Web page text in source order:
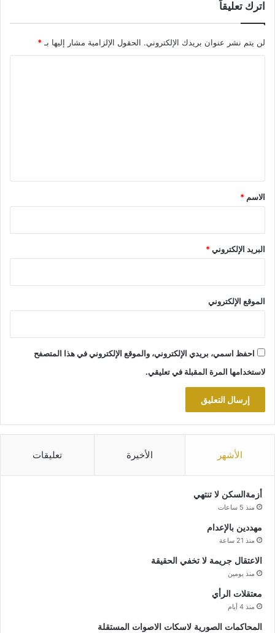
اترك تعليقاً
لن يتم نشر عنوان بريدك الإلكتروني. الحقول الإلزامية مشار إليها بـ*
*
الاسم *
البريد الإلكتروني*
الموقع الإلكتروني
احفظ اسمي، بريدي الإلكتروني، والموقع الإلكتروني في هذا المتصفح
لاستخدامها المرة المقبلة في تعليقي.
الأشهر الأخيرة تعليقات
أزمةالسكن لا تنتهي
منذ 5 ساعات
مهددين بالإعدام
منذ 21 ساعة
الاعتقال جريمة لا تخفي الحقيقة
منذ يومين
معتقلات الرأي
منذ 4 أيام
المحاكمات الصورية لاسكات الاصوات المستقلة